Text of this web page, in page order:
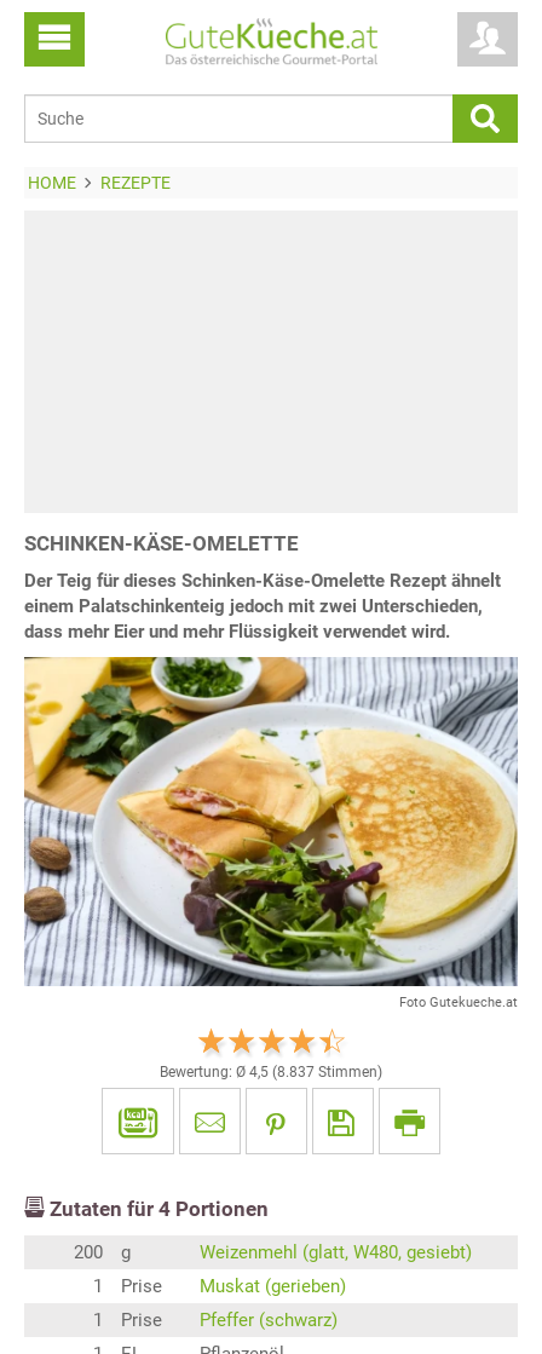
HOME REZEPTE
SCHINKEN-KÄSE-OMELETTE
Der Teig für dieses Schinken-Käse-Omelette Rezept ähnelt
einem Palatschinkenteig jedoch mit zwei Unterschieden,
dass mehr Eier und mehr Flüssigkeit verwendet wird.
Foto Gutekueche.at
Bewertung: Ø 4,5 (8.837 Stimmen)
Zutaten für 4 Portionen
200 g
Weizenmehl (glatt, W480, gesiebt)
1
Prise
Muskat (gerieben)
1
Prise
Pfeffer (schwarz)